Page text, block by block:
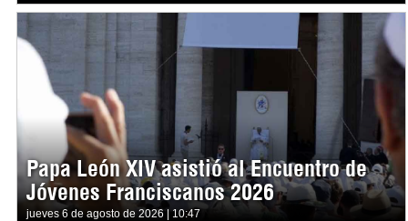
Papa León XIV asistió al Encuentro de
Jóvenes Franciscanos 2026
jueves 6 de agosto de 2026 | 10:47